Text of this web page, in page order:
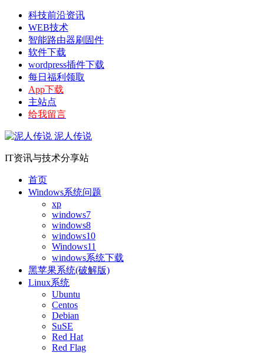
科技前沿资讯
WEB技术
智能路由器刷固件
软件下载
wordpress插件下载
每日福利领取
App下载
主站点
给我留言
泥人传说
IT资讯与技术分享站
首页
Windows系统问题
xp
windows7
windows8
windows10
Windows11
windows系统下载
黑苹果系统(破解版)
Linux系统
Ubuntu
Centos
Debian
SuSE
Red Hat
Red Flag